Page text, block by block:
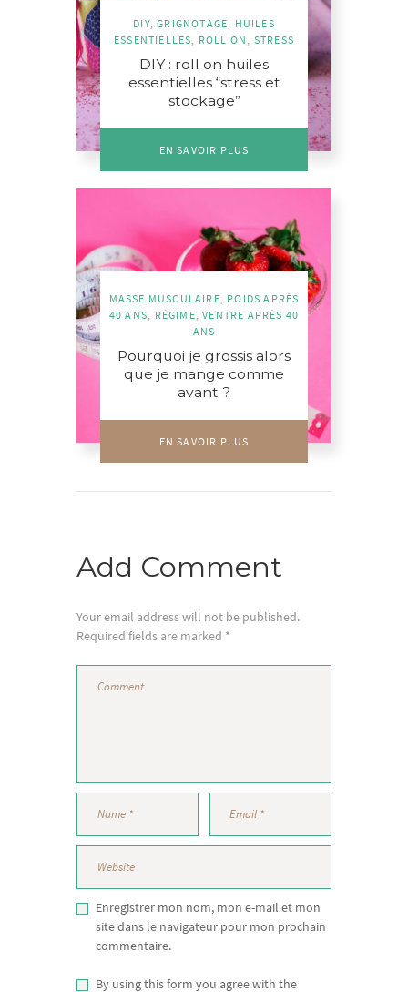
DIY,GRIGNOTAGE
HUILES
ESSENTIELLES
ROLL ON STRESS
DIY : roll on huiles
essentielles “stress et
stockage”
EN SAVOIR PLUS
MASSE MUSCULAIRE POIDS APRÈS
40 ANS
RÉGIME ,VENTRE APRÈS 40
ANS
Pourquoi je grossis alors
que je mange comme
avant ?
EN SAVOIR PLUS
Add Comment
Your email address will not be published.
Required fields are marked *
Enregistrer mon nom, mon e-mail et mon
site dans le navigateur pour mon prochain
commentaire.
By using this form you agree with the